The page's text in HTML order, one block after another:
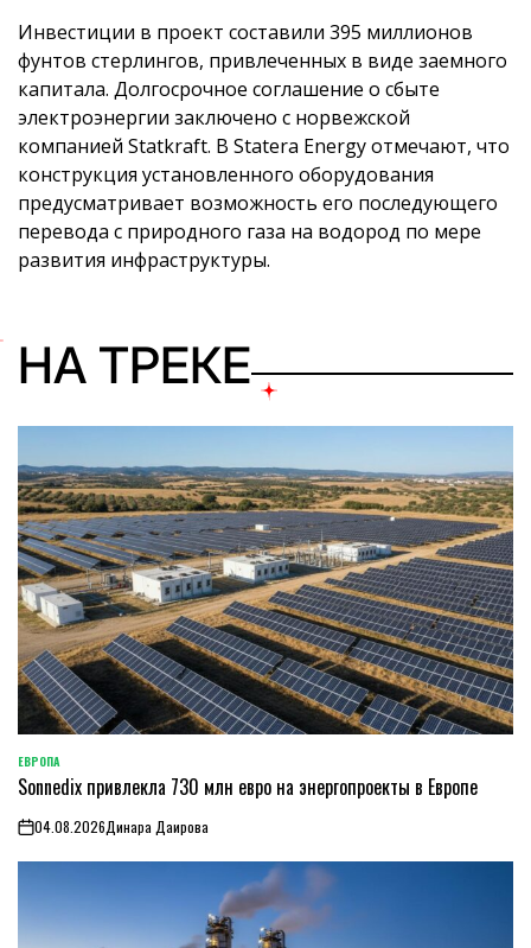
Инвестиции в проект составили 395 миллионов
фунтов стерлингов, привлеченных в виде заемного
капитала. Долгосрочное соглашение о сбыте
электроэнергии заключено с норвежской
компанией Statkraft. В Statera Energy отмечают, что
конструкция установленного оборудования
предусматривает возможность его последующего
перевода с природного газа на водород по мере
развития инфраструктуры.
НА ТРЕКЕ
ОПУБЛИКОВАНО
В
ЕВРОПА
Sonnedix привлекла 730 млн евро на энергопроекты в Европе
on04.08.2026Динара Даирова